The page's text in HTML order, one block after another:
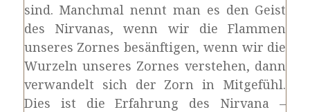
sind. Manchmal nennt man es den Geist
des Nirvanas, wenn wir die Flammen
unseres Zornes besänftigen, wenn wir die
Wurzeln unseres Zornes verstehen, dann
verwandelt sich der Zorn in Mitgefühl.
Dies ist die Erfahrung des Nirvana –